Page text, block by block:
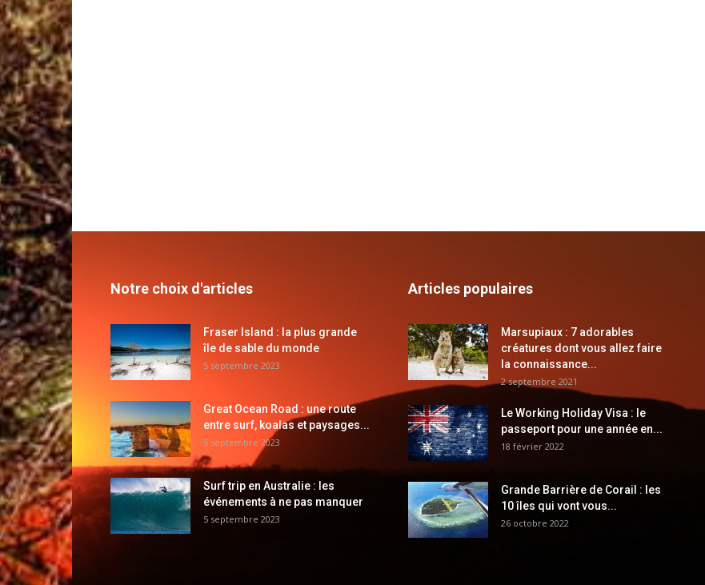
Notre choix d'articles
Fraser Island : la plus grande
île de sable du monde
5 septembre 2023
Great Ocean Road : une route
entre surf, koalas et paysages...
5 septembre 2023
Surf trip en Australie : les
événements à ne pas manquer
5 septembre 2023
Articles populaires
Marsupiaux : 7 adorables
créatures dont vous allez faire
la connaissance...
2 septembre 2021
Le Working Holiday Visa : le
passeport pour une année en...
18 février 2022
Grande Barrière de Corail : les
10 îles qui vont vous...
26 octobre 2022